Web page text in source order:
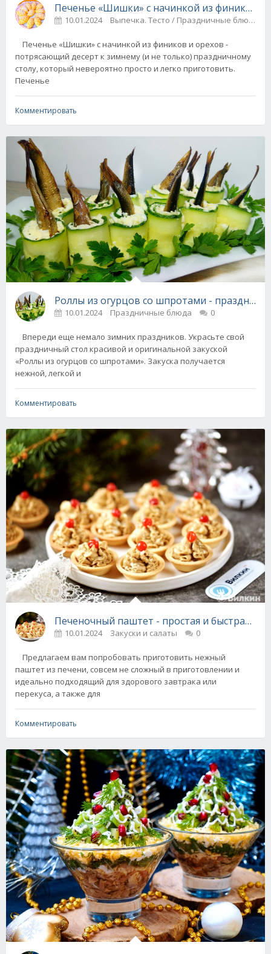
Печенье «Шишки» с начинкой из фиников и
10.01.2024 Выпечка. Тесто / Праздничные блюда
Печенье «Шишки» с начинкой из фиников и орехов -
потрясающий десерт к зимнему (и не только) праздничному
столу, который невероятно просто и легко приготовить.
Печенье
Комментировать
Роллы из огурцов со шпротами -
10.01.2024 Праздничные блюда 0
праздничный стол красивой и оригинальной закуской
«Роллы из огурцов со шпротами». Закуска получается
нежной, легкой и
Комментировать
Печеночный паштет - простая и быстрая
10.01.2024 Закуски и салаты 0
Предлагаем вам попробовать приготовить нежный
паштет из печени, совсем не сложный в приготовлении и
идеально подходящий для здорового завтрака или
перекуса, а также для
Комментировать